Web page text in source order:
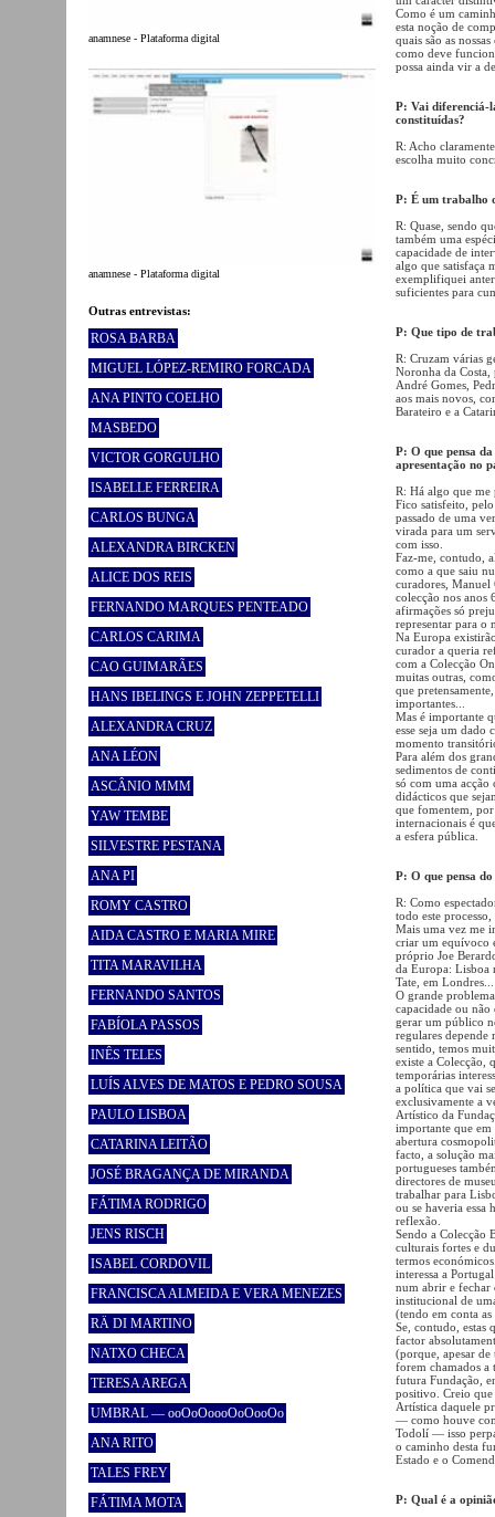
anamnese - Plataforma digital
anamnese - Plataforma digital
Outras entrevistas:
ROSA BARBA
MIGUEL LÓPEZ-REMIRO FORCADA
ANA PINTO COELHO
MASBEDO
VICTOR GORGULHO
ISABELLE FERREIRA
CARLOS BUNGA
ALEXANDRA BIRCKEN
ALICE DOS REIS
FERNANDO MARQUES PENTEADO
CARLOS CARIMA
CAO GUIMARÃES
HANS IBELINGS E JOHN ZEPPETELLI
ALEXANDRA CRUZ
ANA LÉON
ASCÂNIO MMM
YAW TEMBE
SILVESTRE PESTANA
ANA PI
ROMY CASTRO
AIDA CASTRO E MARIA MIRE
TITA MARAVILHA
FERNANDO SANTOS
FABÍOLA PASSOS
INÊS TELES
LUÍS ALVES DE MATOS E PEDRO SOUSA
PAULO LISBOA
CATARINA LEITÃO
JOSÉ BRAGANÇA DE MIRANDA
FÁTIMA RODRIGO
JENS RISCH
ISABEL CORDOVIL
FRANCISCA ALMEIDA E VERA MENEZES
RÄ DI MARTINO
NATXO CHECA
TERESA AREGA
UMBRAL — ooOoOoooOoOooOo
ANA RITO
TALES FREY
FÁTIMA MOTA
Como é um
esta noção de
quais são as
como deve
possa ainda vir a
P: Vai diferenciá-
constituídas?
R: Acho
escolha muito
P: É um trabalho
R: Quase, sendo
também uma
capacidade de
algo que satisfaça
exemplifiquei
suficientes para
P: Que tipo de
R: Cruzam várias
Noronha da Costa,
André Gomes,
aos mais novos,
Barateiro e a
P: O que pensa
apresentação no
R: Há algo que me
Fico satisfeito,
passado de uma
virada para um
com isso.
Faz-me, contudo,
como a que saiu
curadores, Manuel
colecção nos anos
afirmações só
representar para o
Na Europa
curador a queria
com a Colecção
muitas outras,
que
importantes...
Mas é importante
esse seja um dado
momento
Para além dos
sedimentos de
só com uma acção
didácticos que
que fomentem,
internacionais é
a esfera pública.
P: O que pensa
R: Como
todo este
Mais uma vez me
criar um equívoco
próprio Joe
da Europa: Lisboa
Tate, em Londres...
O grande
capacidade ou
gerar um público
regulares depende
sentido, temos
existe a Colecção,
temporárias
a política que vai
exclusivamente a
Artístico da
importante que em
abertura
facto, a solução
portugueses
directores de
trabalhar para
ou se haveria essa
reflexão.
Sendo a Colecção
culturais fortes e
termos
interessa a
num abrir e fechar
institucional de
(tendo em conta
Se, contudo, estas
factor
(porque, apesar
forem chamados a
futura Fundação,
positivo. Creio que
Artística daquele
— como houve
Todolí — isso
o caminho desta
Estado e o
P: Qual é a